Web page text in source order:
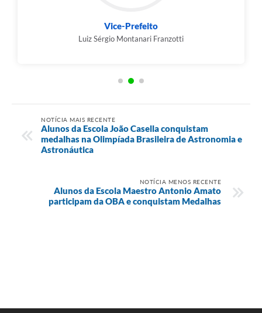
Vice-Prefeito
Luiz Sérgio Montanari Franzotti
NOTÍCIA MAIS RECENTE
Alunos da Escola João Casella conquistam
medalhas na Olimpíada Brasileira de Astronomia e
Astronáutica
NOTÍCIA MENOS RECENTE
Alunos da Escola Maestro Antonio Amato
participam da OBA e conquistam Medalhas